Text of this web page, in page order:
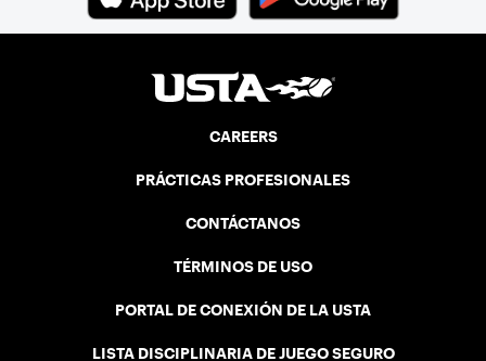
CAREERS
PRÁCTICAS PROFESIONALES
CONTÁCTANOS
TÉRMINOS DE USO
PORTAL DE CONEXIÓN DE LA USTA
LISTA DISCIPLINARIA DE JUEGO SEGURO